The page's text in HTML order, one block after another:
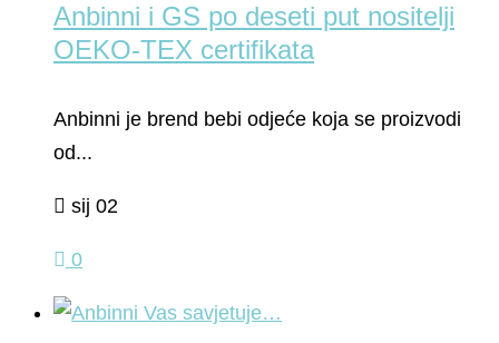
Anbinni i GS po deseti put nositelji
OEKO-TEX certifikata
Anbinni je brend bebi odjeće koja se proizvodi
od...
sij 02
0